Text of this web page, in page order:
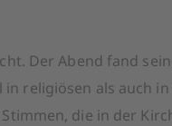
Der Abend fand
in religiösen als auch
die in der